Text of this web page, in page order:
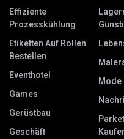
Effiziente
Prozesskühlung
Etiketten Auf Rollen
Bestellen
Eventhotel
Games
Gerüstbau
Geschäft
Mode